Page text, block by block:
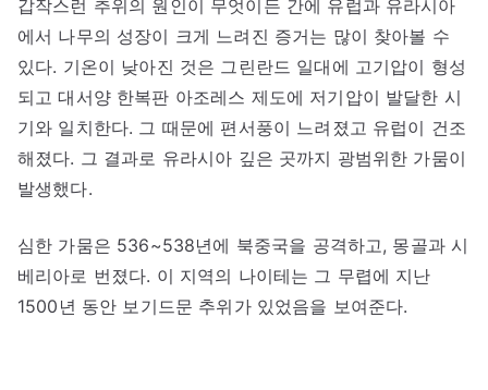
갑작스런 추위의 원인이 무엇이든 간에 유럽과 유라시아
에서 나무의 성장이 크게 느려진 증거는 많이 찾아볼 수
있다. 기온이 낮아진 것은 그린란드 일대에 고기압이 형성
되고 대서양 한복판 아조레스 제도에 저기압이 발달한 시
기와 일치한다. 그 때문에 편서풍이 느려졌고 유럽이 건조
해졌다. 그 결과로 유라시아 깊은 곳까지 광범위한 가뭄이
발생했다.
심한 가뭄은 536~538년에 북중국을 공격하고, 몽골과 시
베리아로 번졌다. 이 지역의 나이테는 그 무렵에 지난
1500년 동안 보기드문 추위가 있었음을 보여준다.